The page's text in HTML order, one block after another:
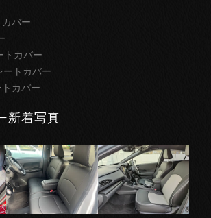
バー
トカバー
トカバー
カバー
新着写真